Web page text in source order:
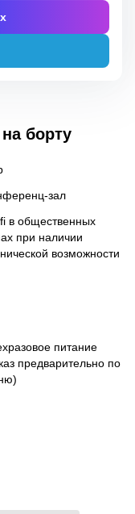
борту
зал
в общественных
при наличии
возможности
питание
предварительно по